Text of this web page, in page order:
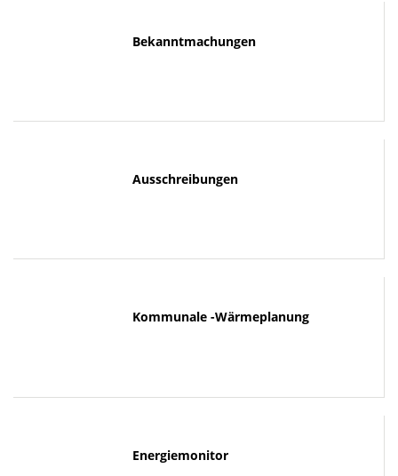
Bekanntmachungen
Ausschreibungen
Kommunale -Wärmeplanung
Energiemonitor